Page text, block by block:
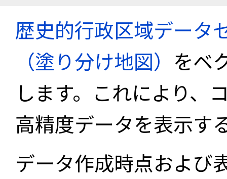
歴史的行政区域データ
（塗り分け地図） をベ
します。これにより、
高精度データを表示す
データ作成時点および